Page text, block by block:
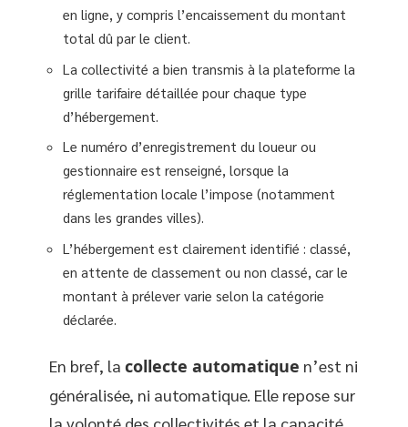
en ligne, y compris l’encaissement du montant
total dû par le client.
La collectivité a bien transmis à la plateforme la
grille tarifaire détaillée pour chaque type
d’hébergement.
Le numéro d’enregistrement du loueur ou
gestionnaire est renseigné, lorsque la
réglementation locale l’impose (notamment
dans les grandes villes).
L’hébergement est clairement identifié : classé,
en attente de classement ou non classé, car le
montant à prélever varie selon la catégorie
déclarée.
En bref, la collecte automatique n’est ni
généralisée, ni automatique. Elle repose sur